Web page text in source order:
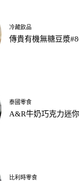
冷藏飲品
傳貴有機無糖豆漿
泰國零食
A&R牛奶巧克力迷
比利時零食